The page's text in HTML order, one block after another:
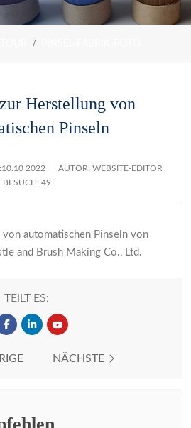
Herstellung von
Pinseln
10.10 2022
AUTOR: WEBSITE-EDITOR
BESUCH: 49
automatischen Pinseln von
and Brush Making Co., Ltd.
TEILT ES:
NÄCHSTE